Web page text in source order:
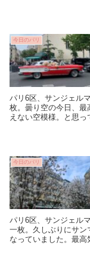
今日のパリ
パリ6区、サンジェル
枚。曇り空の今日、
えない空模様。と思っ
今日のパリ
パリ6区、サンジェル
一枚。久しぶりにサン
なっていました。最